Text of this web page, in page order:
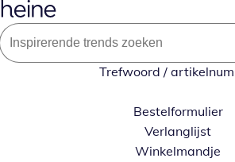
Trefwoord /
Bestelformulier
Verlanglijst
Winkelmandje